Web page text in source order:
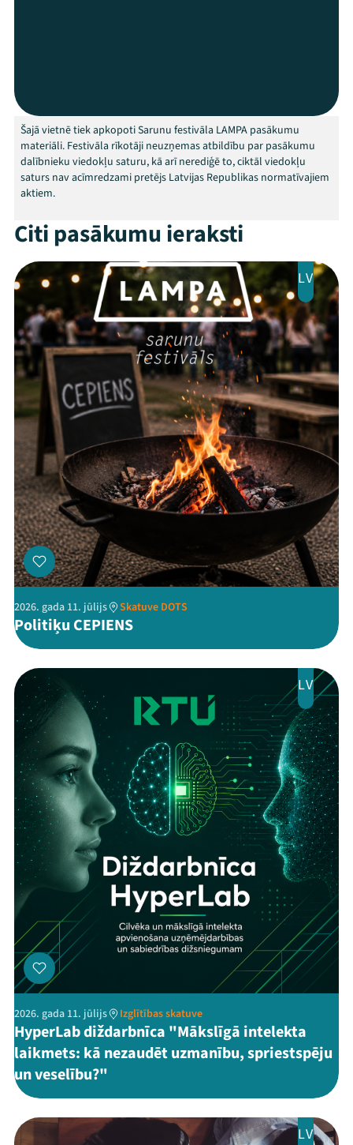
Jaunumi
Ziedo
Kontakti
ThreadsFacebookYoutube
X Instagram
Flick TikTok
Šajā vietnē tiek apkopoti Sarunu festivāla LAMPA pasākumu
materiāli. Festivāla rīkotāji neuzņemas atbildību par pasākumu
dalībnieku viedokļu saturu, kā arī nerediģē to, ciktāl viedokļu
saturs nav acīmredzami pretējs Latvijas Republikas normatīvajiem
aktiem.
Citi pasākumu ieraksti
LV
2026. gada 11. jūlijs Skatuve DOTS
Politiķu CEPIENS
LV
2026. gada 11. jūlijs Izglītības skatuve
HyperLab diždarbnīca "Mākslīgā intelekta
laikmets: kā nezaudēt uzmanību, spriestspēju
un veselību?"
LV